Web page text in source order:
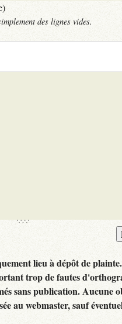
des lignes vides.
lieu à dépôt de
trop de fautes
sans publication. Aucune
au webmaster, sauf